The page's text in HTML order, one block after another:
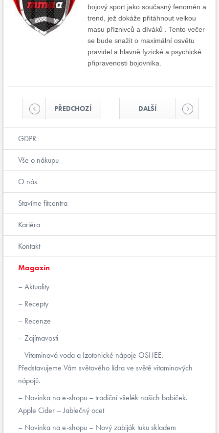
bojový sport jako současný fenomén a
trend, jež dokáže přitáhnout velkou
masu příznivců a díváků . Tento večer
se bude snažit o maximální osvětu
pravidel a hlavně fyzické a psychické
připravenosti bojovníka.
PŘEDCHOZÍ DALŠÍ
GDPR
Vše o nákupu
O nás
Stavíme fitcentra
Kariéra
Kontakt
Magazín
Aktuality
Recepty
Recenze
Zajímavosti
Vitaminová voda a Izotonické nápoje OSHEE.
Představujeme Vám světového lídra ve světě vitaminových
nápojů.
Novinka na e-shopu – tradiční všelék našich babiček.
Apple Cider – Jablečný ocet
Novinka na e-shopu – Nový zabiják tuku skladem